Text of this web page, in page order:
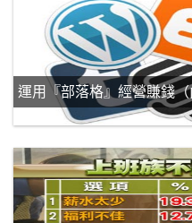
運用『部落格』經營賺錢（